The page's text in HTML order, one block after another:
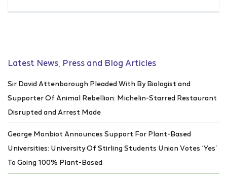
Latest News, Press and Blog Articles
Sir David Attenborough Pleaded With By Biologist and
Supporter Of Animal Rebellion: Michelin-Starred Restaurant
Disrupted and Arrest Made
George Monbiot Announces Support For Plant-Based
Universities: University Of Stirling Students Union Votes ‘Yes’
To Going 100% Plant-Based